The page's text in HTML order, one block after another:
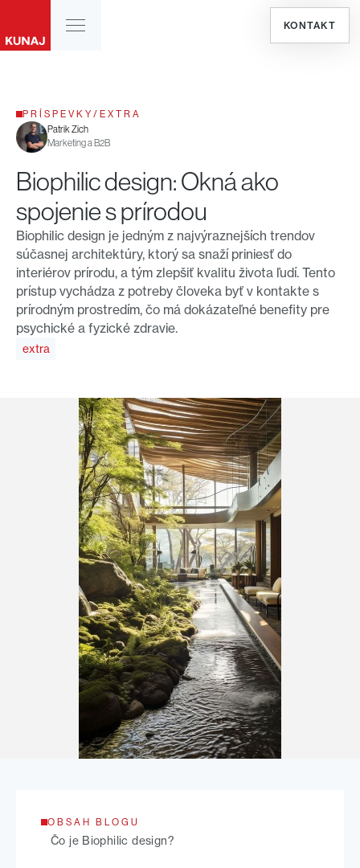
KONTAKT
PRÍSPEVKY / EXTRA
Patrik Zich
Marketing a B2B
Biophilic design: Okná ako
spojenie s prírodou
Biophilic design je jedným z najvýraznejších trendov
súčasnej architektúry, ktorý sa snaží priniesť do
interiérov prírodu, a tým zlepšiť kvalitu života ľudí. Tento
prístup vychádza z potreby človeka byť v kontakte s
prírodným prostredím, čo má dokázateľné benefity pre
psychické a fyzické zdravie.
extra
OBSAH BLOGU
Čo je Biophilic design?